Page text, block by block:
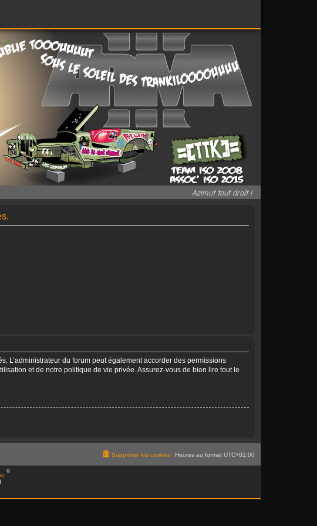
Azimut tout droit !
L’administrateur du forum peut également accorder des permissions
et de notre politique de vie privée. Assurez-vous de bien lire tout le
Heures au format UTC+02:00
Supprimer les cookies
©